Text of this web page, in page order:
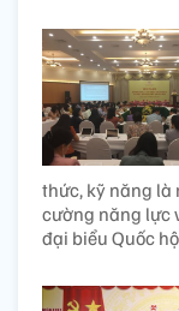
thức, kỹ năng
cường năng lực
đại biểu Quốc